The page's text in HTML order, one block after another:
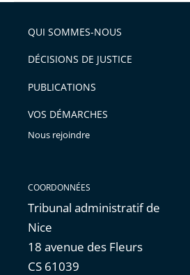
QUI SOMMES-NOUS
DÉCISIONS DE JUSTICE
PUBLICATIONS
VOS DÉMARCHES
Nous rejoindre
COORDONNÉES
Tribunal administratif de
Nice
18 avenue des Fleurs
CS 61039